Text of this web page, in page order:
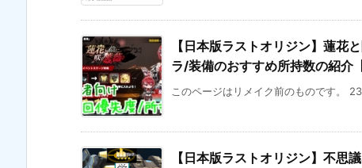
【日本版ラストオリジン】蓮花
ラ/装備のおすすめ所持数の紹介
このページはリメイク前のものです。
【日本版ラストオリジン】不思